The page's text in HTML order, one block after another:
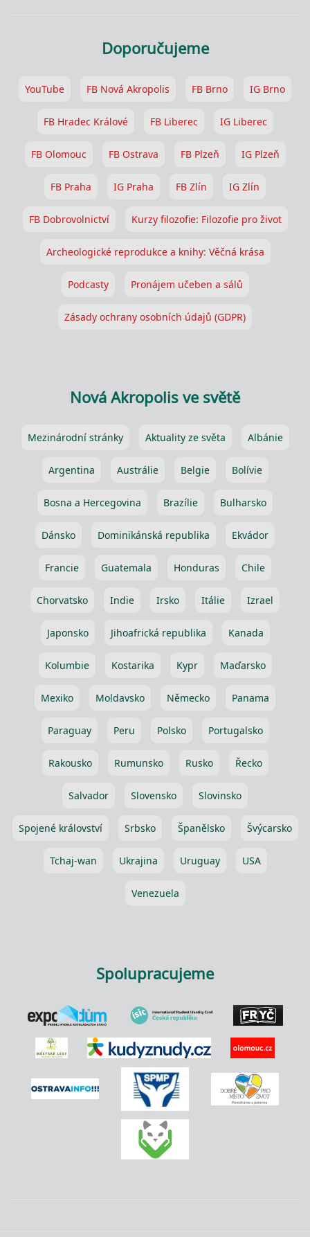
Doporučujeme
YouTube FB Nová Akropolis FB Brno IG Brno
FB Hradec Králové FB Liberec IG Liberec
FB Olomouc FB Ostrava FB Plzeň IG Plzeň
FB Praha IG Praha FB Zlín IG Zlín
FB Dobrovolnictví Kurzy filozofie: Filozofie pro život
Archeologické reprodukce a knihy: Věčná krása
Podcasty Pronájem učeben a sálů
Zásady ochrany osobních údajů (GDPR)
Nová Akropolis ve světě
Mezinárodní stránky Aktuality ze světa Albánie
Argentina Austrálie Belgie Bolívie
Bosna a Hercegovina Brazílie Bulharsko
Dánsko Dominikánská republika Ekvádor
Francie Guatemala Honduras Chile
Chorvatsko Indie Irsko Itálie Izrael
Japonsko Jihoafrická republika Kanada
Kolumbie Kostarika Kypr Maďarsko
Mexiko Moldavsko Německo Panama
Paraguay Peru Polsko Portugalsko
Rakousko Rumunsko Rusko Řecko
Salvador Slovensko Slovinsko
Spojené království Srbsko Španělsko Švýcarsko
Tchaj-wan Ukrajina Uruguay USA
Venezuela
Spolupracujeme